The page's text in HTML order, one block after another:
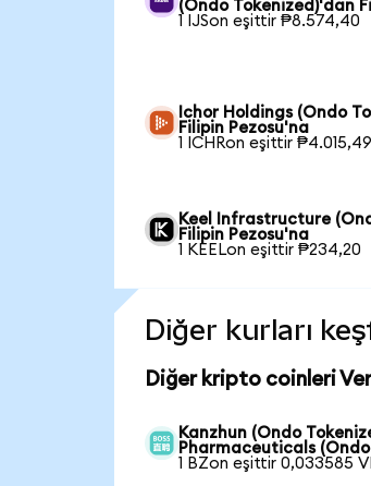
(Ondo Tokenized)'dan
1 IJSon eşittir ₱8.574,40
Ichor Holdings (Ondo
Filipin Pezosu'na
1 ICHRon eşittir ₱4.015,49
Keel Infrastructure
Filipin Pezosu'na
1 KEELon eşittir ₱234,20
Diğer kurları
Diğer kripto coinleri
Kanzhun (Ondo
Pharmaceuticals
1 BZon eşittir 0,033585